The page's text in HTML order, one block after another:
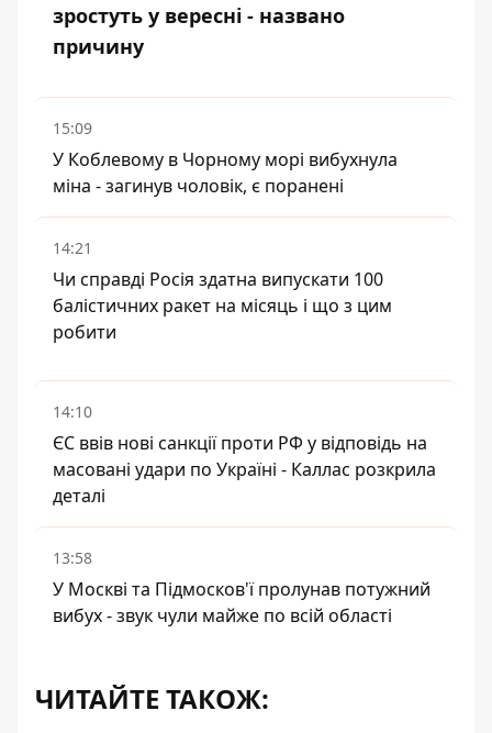
зростуть у вересні - названо
причину
15:09
У Коблевому в Чорному морі вибухнула
міна - загинув чоловік, є поранені
14:21
Чи справді Росія здатна випускати 100
балістичних ракет на місяць і що з цим
робити
14:10
ЄС ввів нові санкції проти РФ у відповідь на
масовані удари по Україні - Каллас розкрила
деталі
13:58
У Москві та Підмосков'ї пролунав потужний
вибух - звук чули майже по всій області
ЧИТАЙТЕ ТАКОЖ: